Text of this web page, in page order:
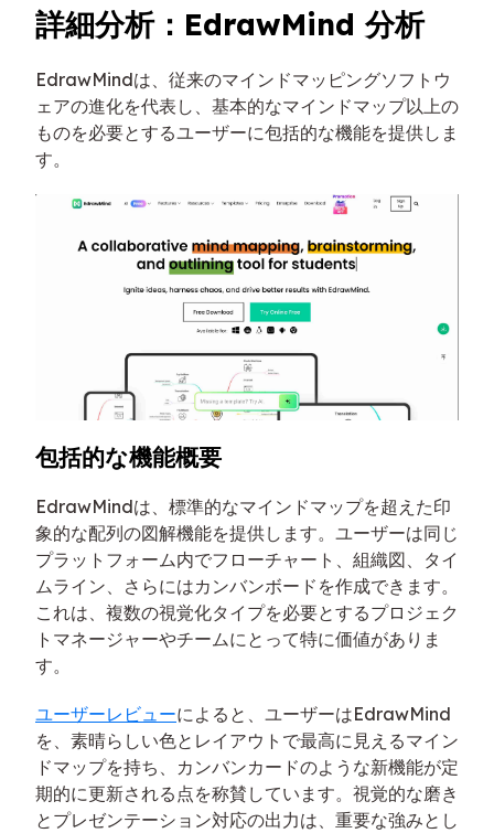
詳細分析：EdrawMind 分析
EdrawMindは、従来のマインドマッピングソフトウ
ェアの進化を代表し、基本的なマインドマップ以上の
ものを必要とするユーザーに包括的な機能を提供しま
す。
包括的な機能概要
EdrawMindは、標準的なマインドマップを超えた印
象的な配列の図解機能を提供します。ユーザーは同じ
プラットフォーム内でフローチャート、組織図、タイ
ムライン、さらにはカンバンボードを作成できます。
これは、複数の視覚化タイプを必要とするプロジェク
トマネージャーやチームにとって特に価値がありま
す。
ユーザーレビューによると、ユーザーはEdrawMind
を、素晴らしい色とレイアウトで最高に見えるマイン
ドマップを持ち、カンバンカードのような新機能が定
期的に更新される点を称賛しています。視覚的な磨き
とプレゼンテーション対応の出力は、重要な強みとし